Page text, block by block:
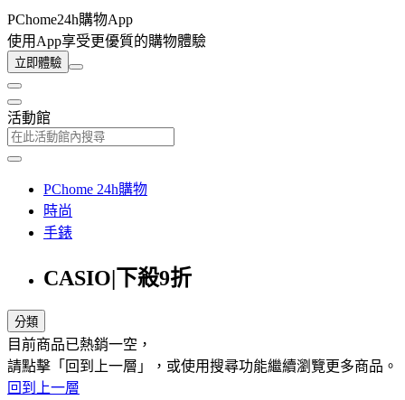
PChome24h購物App
使用App享受更優質的購物體驗
立即體驗
活動館
PChome 24h購物
時尚
手錶
CASIO|下殺9折
分類
目前商品已熱銷一空，
請點擊「回到上一層」，或使用搜尋功能繼續瀏覽更多商品。
回到上一層